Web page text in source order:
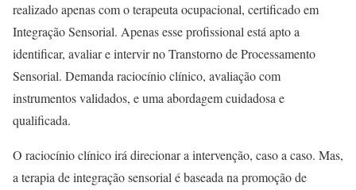
realizado apenas com o terapeuta ocupacional, certificado em
Integração Sensorial. Apenas esse profissional está apto a
identificar, avaliar e intervir no Transtorno de Processamento
Sensorial. Demanda raciocínio clínico, avaliação com
instrumentos validados, e uma abordagem cuidadosa e
qualificada.
O raciocínio clínico irá direcionar a intervenção, caso a caso. Mas,
a terapia de integração sensorial é baseada na promoção de